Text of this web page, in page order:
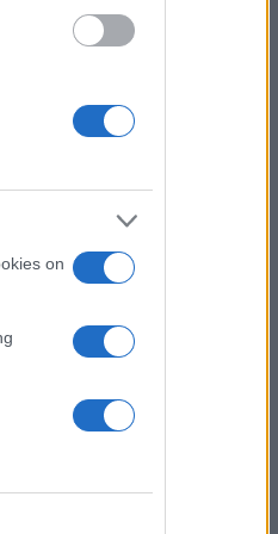
on
οδηγούς,